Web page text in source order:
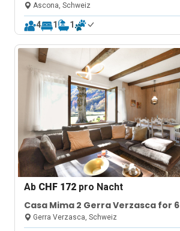
Ascona, Schweiz
4 1 1
Ab CHF 172 pro Nacht
Casa Mima 2 Gerra Verzasca for 6
Gerra Verzasca, Schweiz